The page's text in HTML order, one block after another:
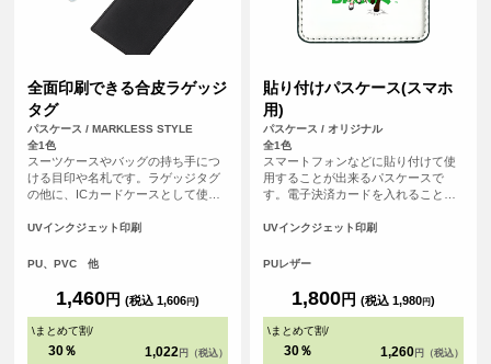
全面印刷できる合皮ラゲッジ
タグ
パスケース / MARKLESS STYLE
全1色
スーツケースやバッグの持ち手につ
ける目印や名札です。ラゲッジタグ
の他に、ICカードケースとして使用
ので、販促品やイベント物販などに
ルト部分には印刷されません
UVインクジェット印刷
PU、PVC 他
1,460円 (税込 1,606円)
\まとめて割/
30％ 1,022 円（税込）
貼り付けパスケース(スマホ
用)
パスケース / オリジナル
全1色
スマートフォンなどに貼り付けて使
用することが出来るパスケースで
す。電子決済カードを入れることで
をおサイフケータイのように使うこ
ンをして自分だけのオリジナルパス
UVインクジェット印刷
PUレザー
1,800円 (税込 1,980円)
\まとめて割/
30％ 1,260 円（税込）